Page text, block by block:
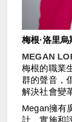
梅根·洛里烏
MEGAN
梅根的職業
群的聲音，
解決社會變
Megan擁有
計，實施和